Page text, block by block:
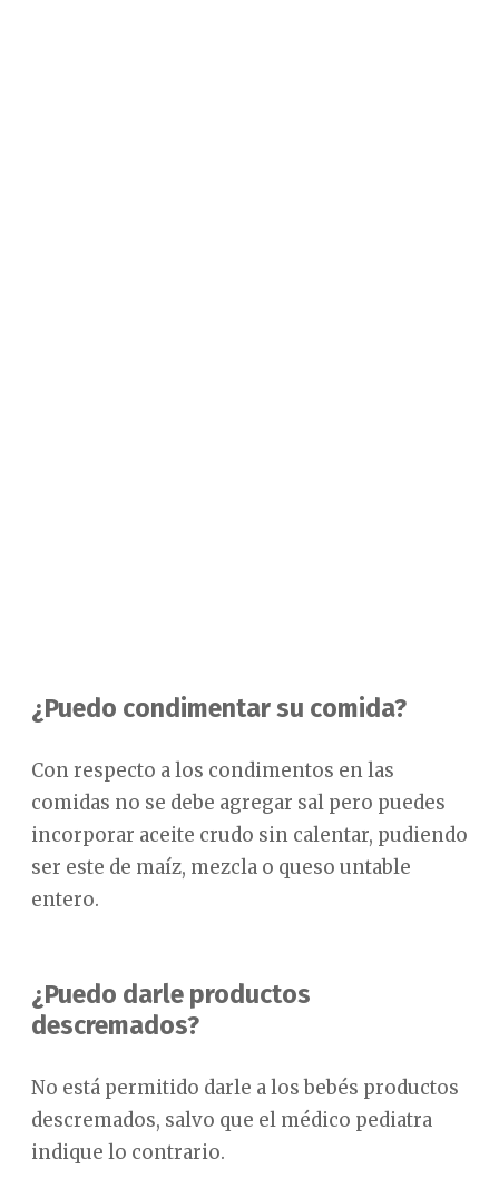
¿Puedo condimentar su comida?
Con respecto a los condimentos en las
comidas no se debe agregar sal pero puedes
incorporar aceite crudo sin calentar, pudiendo
ser este de maíz, mezcla o queso untable
entero.
¿Puedo darle productos
descremados?
No está permitido darle a los bebés productos
descremados, salvo que el médico pediatra
indique lo contrario.